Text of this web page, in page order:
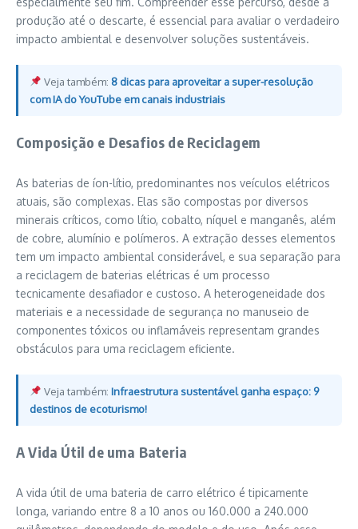
produção até o descarte, é essencial para avaliar o verdadeiro
impacto ambiental e desenvolver soluções sustentáveis.
Veja também:8 dicas para aproveitar a super-resolução
com IA do YouTube em canais industriais
Composição e Desafios de Reciclagem
As baterias de íon-lítio, predominantes nos veículos elétricos
atuais, são complexas. Elas são compostas por diversos
minerais críticos, como lítio, cobalto, níquel e manganês, além
de cobre, alumínio e polímeros. A extração desses elementos
tem um impacto ambiental considerável, e sua separação para
a reciclagem de baterias elétricas é um processo
tecnicamente desafiador e custoso. A heterogeneidade dos
materiais e a necessidade de segurança no manuseio de
componentes tóxicos ou inflamáveis representam grandes
obstáculos para uma reciclagem eficiente.
Veja também:Infraestrutura sustentável ganha espaço: 9
destinos de ecoturismo!
A Vida Útil de uma Bateria
A vida útil de uma bateria de carro elétrico é tipicamente
longa, variando entre 8 a 10 anos ou 160.000 a 240.000